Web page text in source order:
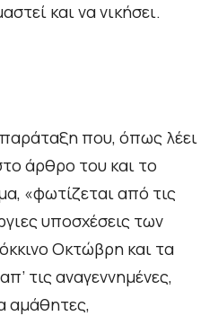
και να νικήσει.
που, όπως λέει
άρθρο του και το
«φωτίζεται από τις
υποσχέσεις των
Οκτώβρη και τα
τις αναγεννημένες,
αμάθητες,